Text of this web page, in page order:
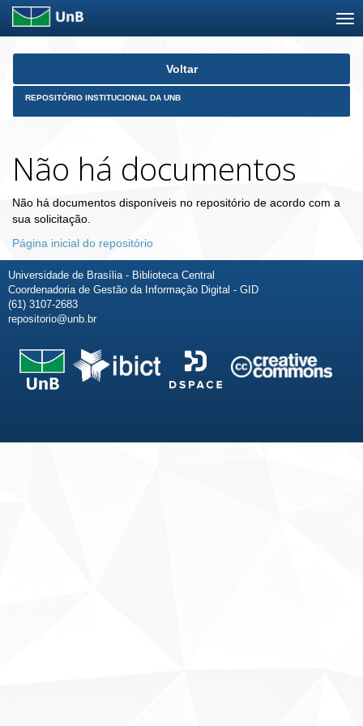
Skip
Voltar
REPOSITÓRIO INSTITUCIONAL DA UNB
Não há documentos
Não há documentos disponíveis no repositório de acordo com a
sua solicitação.
Página inicial do repositório
Universidade de Brasília - Biblioteca Central
Coordenadoria de Gestão da Informação Digital - GID
(61) 3107-2683
repositorio@unb.br